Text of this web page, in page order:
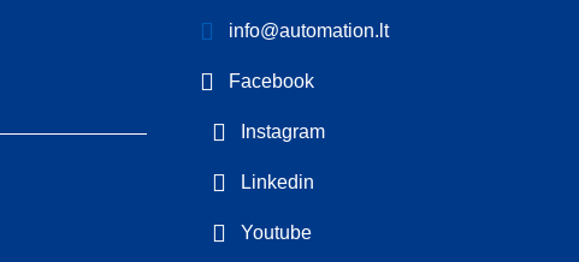
info@automation.lt
Facebook
Instagram
Linkedin
Youtube